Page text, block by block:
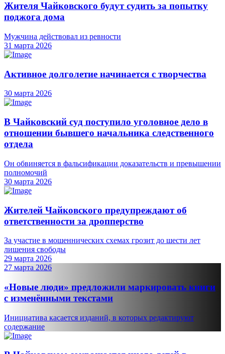
Жителя Чайковского будут судить за попытку
поджога дома
Мужчина действовал из ревности
31 марта 2026
Активное долголетие начинается с творчества
30 марта 2026
В Чайковский суд поступило уголовное дело в
отношении бывшего начальника следственного
отдела
Он обвиняется в фальсификации доказательств и превышении
полномочий
30 марта 2026
Жителей Чайковского предупреждают об
ответственности за дропперство
За участие в мошеннических схемах грозит до шести лет
лишения свободы
29 марта 2026
27 марта 2026
«Новые люди» предложили маркировать книги
с изменёнными текстами
Инициатива касается изданий, в которых редактируют
содержание